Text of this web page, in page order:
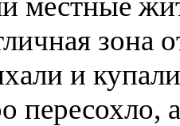
зона
и
пересохло,